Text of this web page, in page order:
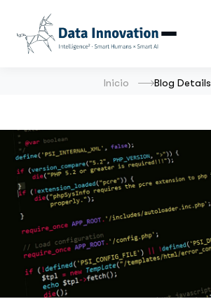
Inicio Blog Details